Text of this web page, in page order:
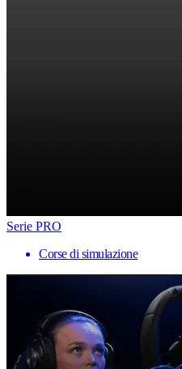
Serie PRO
Corse di simulazione